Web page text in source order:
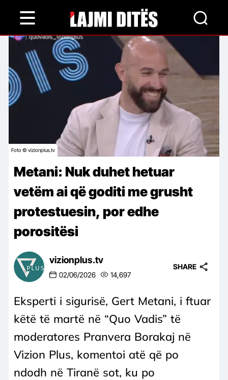
content
Foto © vizionplus.tv
Metani: Nuk duhet hetuar
vetëm ai që goditi me grusht
protestuesin, por edhe
porositësi
vizionplus.tv
02/06/2026 14,697
SHARE
Eksperti i sigurisë, Gert Metani, i ftuar
këtë të martë në “Quo Vadis” të
moderatores Pranvera Borakaj në
Vizion Plus, komentoi atë që po
ndodh në Tiranë sot, ku po